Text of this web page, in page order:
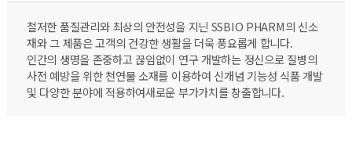
철저한 품질관리와 최상의 안전성을 지닌 SSBIO PHARM의 신소
재와 그 제품은 고객의 건강한 생활을 더욱 풍요롭게 합니다.
인간의 생명을 존중하고 끊임없이 연구 개발하는 정신으로 질병의
사전 예방을 위한 천연물 소재를 이용하여 신개념 기능성 식품 개발
및 다양한 분야에 적용하여새로운 부가가치를 창출합니다.